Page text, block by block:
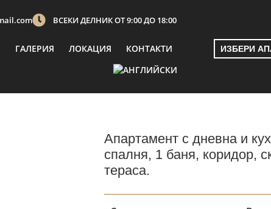
ВСЕКИ ДЕЛНИК ОТ 9:00 ДО 18:00
ГАЛЕРИЯ ЛОКАЦИЯ КОНТАКТИ ИЗБЕРИ
Апартамент с дневна и
спалня, 1 баня, коридор,
тераса.